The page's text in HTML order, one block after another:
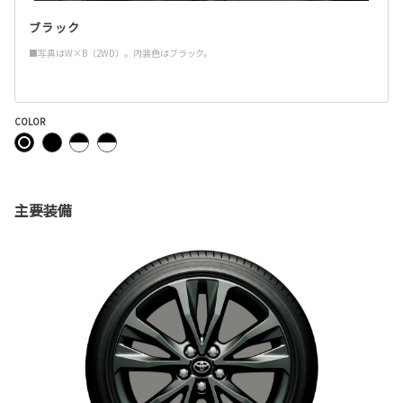
ブラック
■写真はW×B（2WD）。内装色はブラック。
COLOR
主要装備